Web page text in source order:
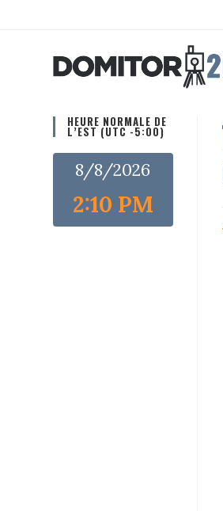
HEURE NORMALE DE
L’EST (UTC -5:00)
8/8/2026
2:10 PM